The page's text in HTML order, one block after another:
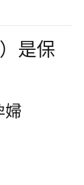
是保
婦